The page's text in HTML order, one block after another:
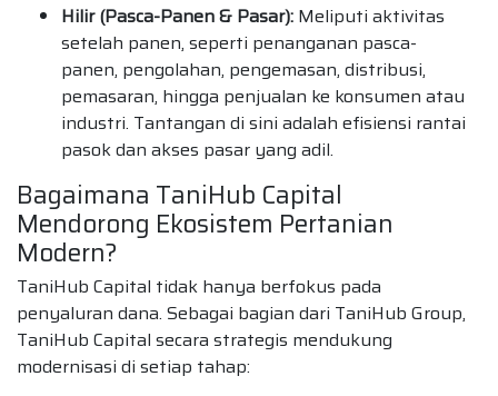
Hilir (Pasca-Panen & Pasar): Meliputi aktivitas
setelah panen, seperti penanganan pasca-
panen, pengolahan, pengemasan, distribusi,
pemasaran, hingga penjualan ke konsumen atau
industri. Tantangan di sini adalah efisiensi rantai
pasok dan akses pasar yang adil.
Bagaimana TaniHub Capital
Mendorong Ekosistem Pertanian
Modern?
TaniHub Capital tidak hanya berfokus pada
penyaluran dana. Sebagai bagian dari TaniHub Group,
TaniHub Capital secara strategis mendukung
modernisasi di setiap tahap: